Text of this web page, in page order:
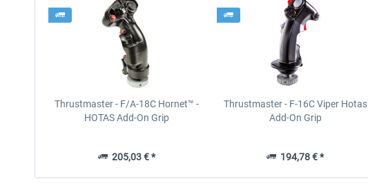
Thrustmaster - F/A-18C Hornet™ -
HOTAS Add-On Grip
205,03 € *
Thrustmaster - F-16C Viper Hotas
Add-On Grip
194,78 € *